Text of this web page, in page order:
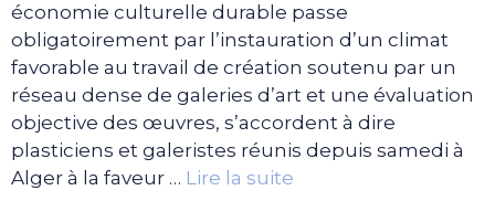
économie culturelle durable passe
obligatoirement par l’instauration d’un climat
favorable au travail de création soutenu par un
réseau dense de galeries d’art et une évaluation
objective des œuvres, s’accordent à dire
plasticiens et galeristes réunis depuis samedi à
Alger à la faveur … Lire la suite